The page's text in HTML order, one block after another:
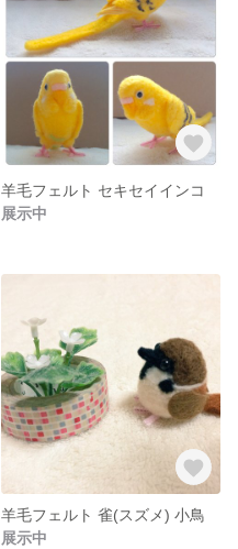
羊毛フェルト セキセイインコ
展示中
羊毛フェルト 雀(スズメ) 小鳥
展示中